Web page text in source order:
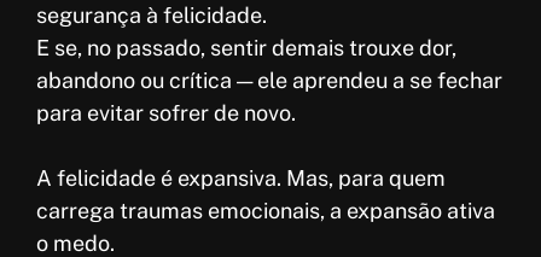
segurança à felicidade.
E se, no passado, sentir demais trouxe dor,
abandono ou crítica — ele aprendeu a se fechar
para evitar sofrer de novo.
A felicidade é expansiva. Mas, para quem
carrega traumas emocionais, a expansão ativa
o medo.